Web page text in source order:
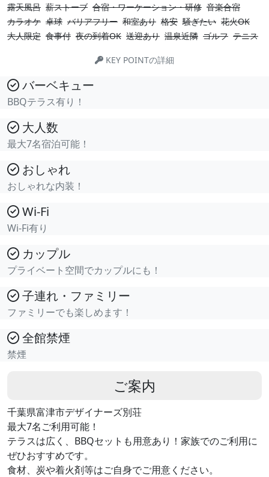
露天風呂 薪ストーブ 合宿・ワーケーション・研修 音楽合宿
カラオケ 卓球 バリアフリー 和室あり 格安 騒ぎたい 花火OK
大人限定 食事付 夜の到着OK 送迎あり 温泉近隣 ゴルフ テニス
KEY POINTの詳細
バーベキュー
BBQテラス有り！
大人数
最大7名宿泊可能！
おしゃれ
おしゃれな内装！
Wi-Fi
Wi-Fi有り
カップル
プライベート空間でカップルにも！
子連れ・ファミリー
ファミリーでも楽しめます！
全館禁煙
禁煙
ご案内
千葉県富津市デザイナーズ別荘
最大7名ご利用可能！
テラスは広く、BBQセットも用意あり！家族でのご利用に
ぜひおすすめです。
食材、炭や着火剤等はご自身でご用意ください。